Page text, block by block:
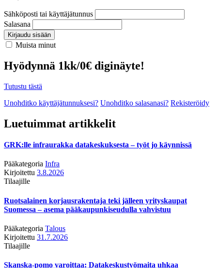
Sähköposti tai käyttäjätunnus
Salasana
Kirjaudu sisään
Muista minut
Hyödynnä 1kk/0€ diginäyte!
Tutustu tästä
Unohditko käyttäjätunnuksesi? Unohditko salasanasi? Rekisteröidy
Luetuimmat artikkelit
GRK:lle infraurakka datakeskuksesta – työt jo käynnissä
Pääkategoria Infra
Kirjoitettu 3.8.2026
Tilaajille
Ruotsalainen korjausrakentaja teki jälleen yrityskaupat
Suomessa – asema pääkaupunkiseudulla vahvistuu
Pääkategoria Talous
Kirjoitettu 31.7.2026
Tilaajille
Skanska-pomo varoittaa: Datakeskustyömaita uhkaa